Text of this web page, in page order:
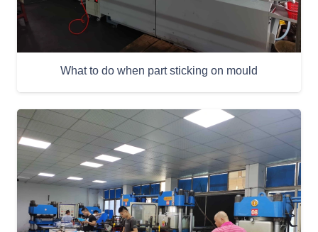
What to do when part sticking on mould